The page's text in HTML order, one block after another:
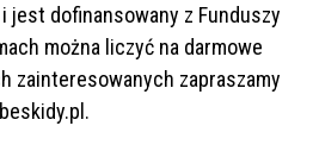
jest dofinansowany z Funduszy
można liczyć na darmowe
zainteresowanych zapraszamy